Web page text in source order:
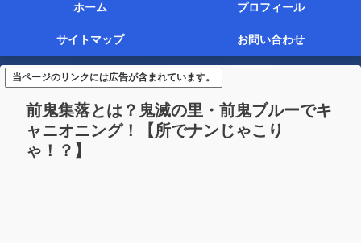
ホーム プロフィール
サイトマップ お問い合わせ
当ページのリンクには広告が含まれています。
前鬼集落とは？鬼滅の里・前鬼ブルーでキ
ャニオニング！【所でナンじゃこり
ゃ！？】